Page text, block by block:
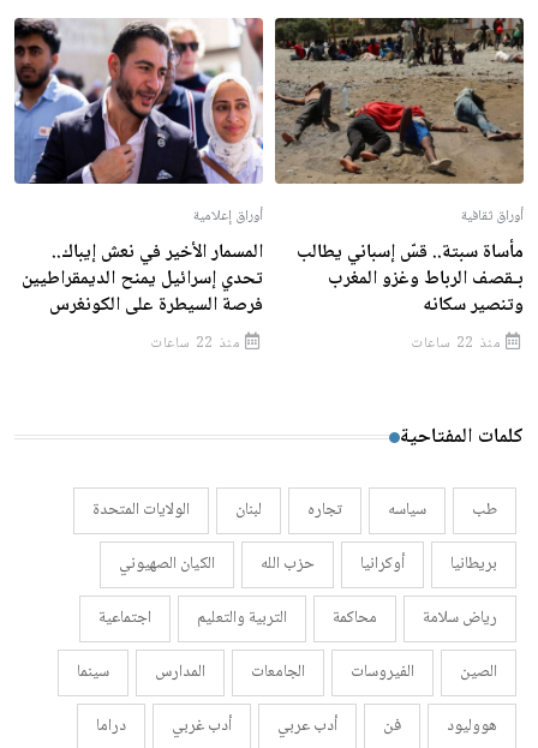
أوراق ثقافية
مأساة سبتة.. قسّ إسباني يطالب
بـقصف الرباط وغزو المغرب
وتنصير سكانه
منذ 22 ساعات
أوراق إعلامية
المسمار الأخير في نعش إيباك..
تحدي إسرائيل يمنح الديمقراطيين
فرصة السيطرة على الكونغرس
منذ 22 ساعات
كلمات المفتاحية
طب سياسه تجاره لبنان
الولايات المتحدة
بريطانيا
أوكرانيا حزب الله
الكيان الصهيوني
رياض سلامة
محاكمة التربية والتعليم
اجتماعية
الصين
الفيروسات الجامعات المدارس
سينما
هووليود
فن أدب عربي أدب غربي
دراما